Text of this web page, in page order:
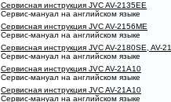
Сервисная инструкция JVC AV-2135EE
Сервис-мануал на английском языке
Сервисная инструкция JVC AV-2156ME
Сервис-мануал на английском языке
Сервисная инструкция JVC AV-2180SE, AV-
Сервис-мануал на английском языке
Сервисная инструкция JVC AV-21A10
Сервис-мануал на английском языке
Сервисная инструкция JVC AV-21A10
Сервис-мануал на английском языке